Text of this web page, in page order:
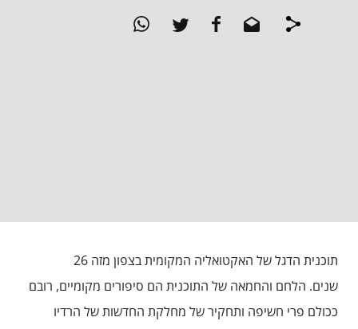
תוכנית הדגל של האקטואליה המקומית בצפון מזה 26
שנים. הלחם והחמאה של התוכנית הם סיפורים מקומיים, רובם
ככולם פרי חשיפה ותחקיר של מחלקת החדשות של הרדיו